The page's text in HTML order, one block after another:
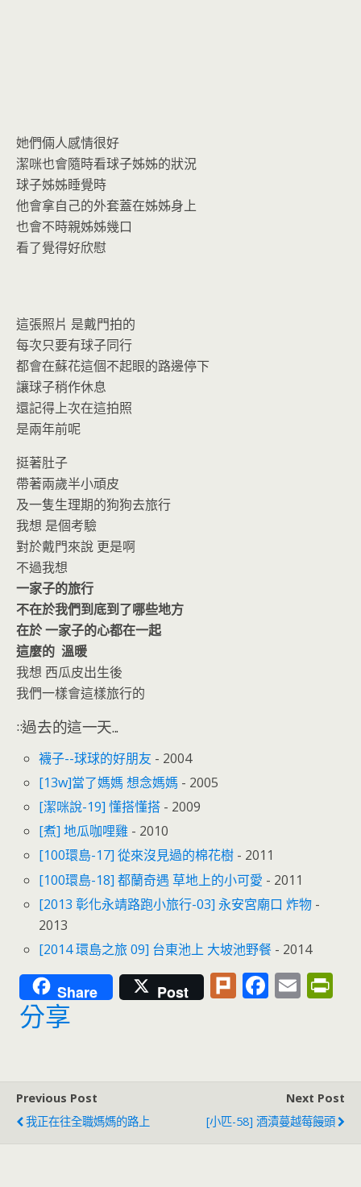
她們倆人感情很好
潔咪也會隨時看球子姊姊的狀況
球子姊姊睡覺時
他會拿自己的外套蓋在姊姊身上
也會不時親姊姊幾口
看了覺得好欣慰
這張照片 是戴門拍的
每次只要有球子同行
都會在蘇花這個不起眼的路邊停下
讓球子稍作休息
還記得上次在這拍照
是兩年前呢
挺著肚子
帶著兩歲半小頑皮
及一隻生理期的狗狗去旅行
我想 是個考驗
對於戴門來說 更是啊
不過我想
一家子的旅行
不在於我們到底到了哪些地方
在於 一家子的心都在一起
這麼的 溫暖
我想 西瓜皮出生後
我們一樣會這樣旅行的
::過去的這一天...
襪子--球球的好朋友 - 2004
[13w]當了媽媽 想念媽媽 - 2005
[潔咪說-19] 懂搭懂搭 - 2009
[煮] 地瓜咖哩雞 - 2010
[100環島-17] 從來沒見過的棉花樹 - 2011
[100環島-18] 都蘭奇遇 草地上的小可愛 - 2011
[2013 彰化永靖路跑小旅行-03] 永安宮廟口 炸物 -
2013
[2014 環島之旅 09] 台東池上 大坡池野餐 - 2014
Share Post Pl F
o
E
e
n
分享
Previous Post
我正在往全職媽媽的路上
Next Post
[小匹-58] 酒漬蔓越莓饅頭